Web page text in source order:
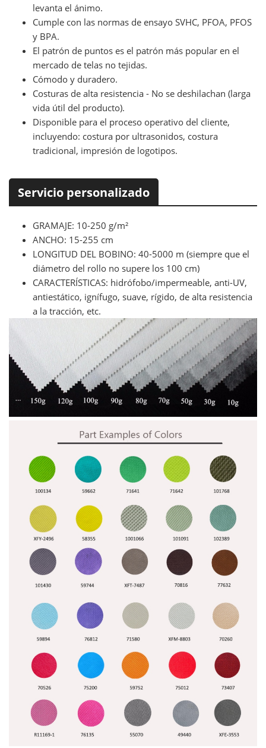
levanta el ánimo.
Cumple con las normas de ensayo SVHC, PFOA, PFOS
y BPA.
El patrón de puntos es el patrón más popular en el
mercado de telas no tejidas.
Cómodo y duradero.
Costuras de alta resistencia - No se deshilachan (larga
vida útil del producto).
Disponible para el proceso operativo del cliente,
incluyendo: costura por ultrasonidos, costura
tradicional, impresión de logotipos.
Servicio personalizado
GRAMAJE: 10-250 g/m²
ANCHO: 15-255 cm
LONGITUD DEL BOBINO: 40-5000 m (siempre que el
diámetro del rollo no supere los 100 cm)
CARACTERÍSTICAS: hidrófobo/impermeable, anti-UV,
antiestático, ignífugo, suave, rígido, de alta resistencia
a la tracción, etc.